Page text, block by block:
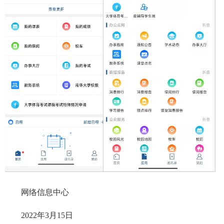
网络信息中心
2022年3月15日